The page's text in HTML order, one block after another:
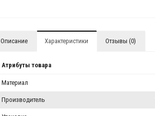
Описание Характеристики Отзывы (0)
Атрибуты товара
Материал
Производитель